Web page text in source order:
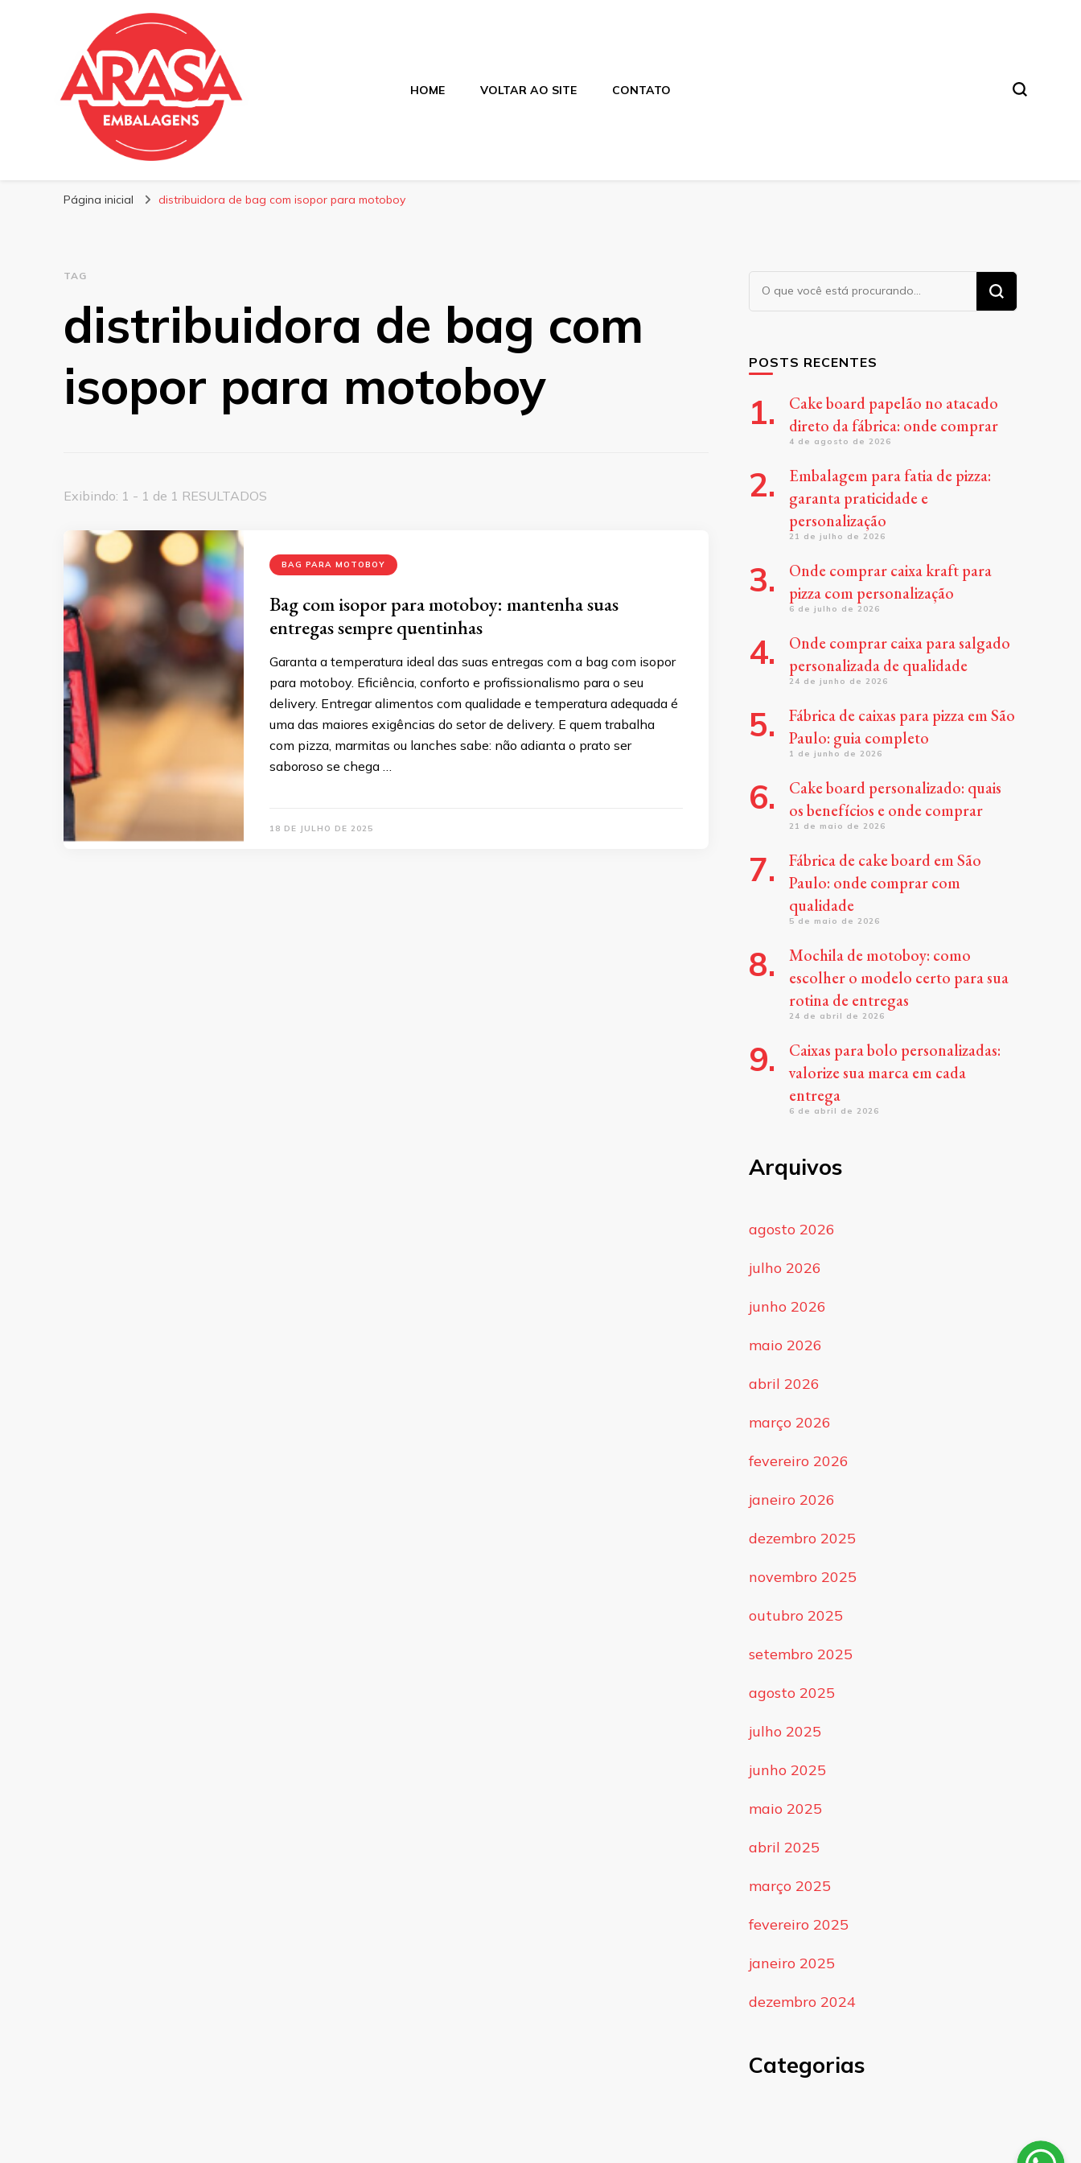
Blog | Arasa Embalagens
HOME VOLTAR AO SITE CONTATO
Página inicial distribuidora de bag com isopor para motoboy
TAG
distribuidora de bag com
isopor para motoboy
Exibindo: 1 - 1 de 1 RESULTADOS
BAG PARA MOTOBOY
Bag com isopor para motoboy: mantenha suas
entregas sempre quentinhas
Garanta a temperatura ideal das suas entregas com a bag com isopor
para motoboy. Eficiência, conforto e profissionalismo para o seu
delivery. Entregar alimentos com qualidade e temperatura adequada é
uma das maiores exigências do setor de delivery. E quem trabalha
com pizza, marmitas ou lanches sabe: não adianta o prato ser
saboroso se chega …
18 DE JULHO DE 2025
Procurando
algo?
POSTS RECENTES
Cake board papelão no atacado
direto da fábrica: onde comprar
4 de agosto de 2026
Embalagem para fatia de pizza:
garanta praticidade e
personalização
21 de julho de 2026
Onde comprar caixa kraft para
pizza com personalização
6 de julho de 2026
Onde comprar caixa para salgado
personalizada de qualidade
24 de junho de 2026
Fábrica de caixas para pizza em São
Paulo: guia completo
1 de junho de 2026
Cake board personalizado: quais
os benefícios e onde comprar
21 de maio de 2026
Fábrica de cake board em São
Paulo: onde comprar com
qualidade
5 de maio de 2026
Mochila de motoboy: como
escolher o modelo certo para sua
rotina de entregas
24 de abril de 2026
Caixas para bolo personalizadas:
valorize sua marca em cada
entrega
6 de abril de 2026
Arquivos
agosto 2026
julho 2026
junho 2026
maio 2026
abril 2026
março 2026
fevereiro 2026
janeiro 2026
dezembro 2025
novembro 2025
outubro 2025
setembro 2025
agosto 2025
julho 2025
junho 2025
maio 2025
abril 2025
março 2025
fevereiro 2025
janeiro 2025
dezembro 2024
Categorias